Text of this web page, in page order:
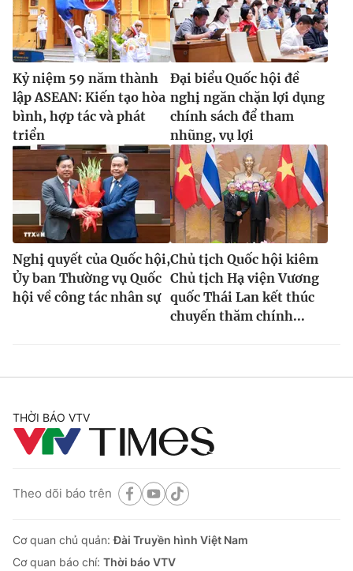
Kỷ niệm 59 năm thành
lập ASEAN: Kiến tạo hòa
bình, hợp tác và phát
triển
Đại biểu Quốc hội đề
nghị ngăn chặn lợi dụng
chính sách để tham
nhũng, vụ lợi
Nghị quyết của Quốc hội,
Ủy ban Thường vụ Quốc
hội về công tác nhân sự
Chủ tịch Quốc hội kiêm
Chủ tịch Hạ viện Vương
quốc Thái Lan kết thúc
chuyến thăm chính...
THỜI BÁO VTV
Theo dõi báo trên
Cơ quan chủ quản:Đài Truyền hình Việt Nam
Cơ quan báo chí: Thời báo VTV